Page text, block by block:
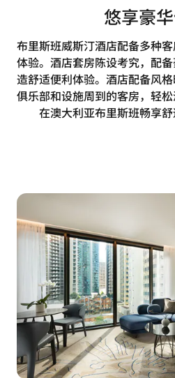
悠享豪
布里斯班威斯汀酒店配备多种
体验。酒店套房陈设考究，配
造舒适便利体验。酒店配备风
俱乐部和设施周到的客房，轻
在澳大利亚布里斯班畅享舒